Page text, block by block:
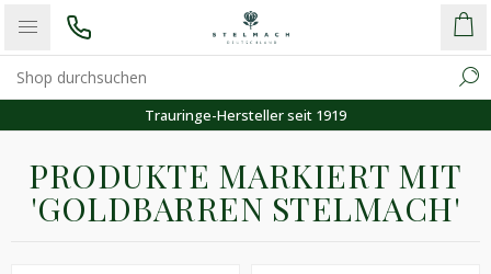
Trauringe-Hersteller seit 1919
PRODUKTE MARKIERT MIT
'GOLDBARREN STELMACH'